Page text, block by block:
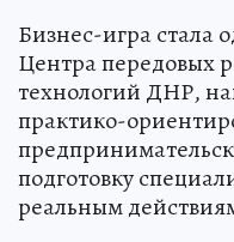
Бизнес-игра стала
Центра передовых
технологий ДНР,
практико-
подготовку
реальным